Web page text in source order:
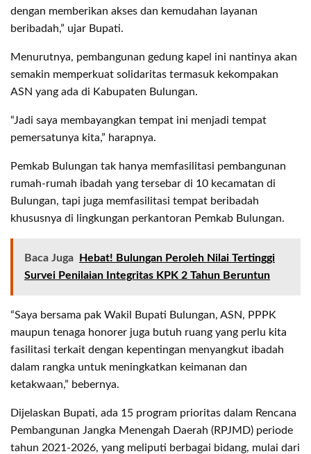
dengan memberikan akses dan kemudahan layanan
beribadah,” ujar Bupati.
Menurutnya, pembangunan gedung kapel ini nantinya akan
semakin memperkuat solidaritas termasuk kekompakan
ASN yang ada di Kabupaten Bulungan.
“Jadi saya membayangkan tempat ini menjadi tempat
pemersatunya kita,” harapnya.
Pemkab Bulungan tak hanya memfasilitasi pembangunan
rumah-rumah ibadah yang tersebar di 10 kecamatan di
Bulungan, tapi juga memfasilitasi tempat beribadah
khususnya di lingkungan perkantoran Pemkab Bulungan.
Baca Juga
Hebat! Bulungan Peroleh Nilai Tertinggi
Survei Penilaian Integritas KPK 2 Tahun Beruntun
“Saya bersama pak Wakil Bupati Bulungan, ASN, PPPK
maupun tenaga honorer juga butuh ruang yang perlu kita
fasilitasi terkait dengan kepentingan menyangkut ibadah
dalam rangka untuk meningkatkan keimanan dan
ketakwaan,” bebernya.
Dijelaskan Bupati, ada 15 program prioritas dalam Rencana
Pembangunan Jangka Menengah Daerah (RPJMD) periode
tahun 2021-2026, yang meliputi berbagai bidang, mulai dari